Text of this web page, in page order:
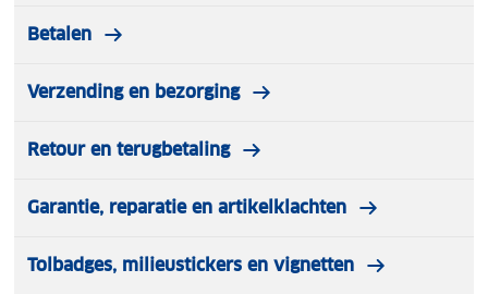
Betalen
Verzending en bezorging
Retour en terugbetaling
Garantie, reparatie en artikelklachten
Tolbadges, milieustickers en vignetten